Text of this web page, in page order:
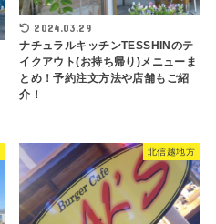
2024.03.29
ナチュラルキッチンTESSHINのテ
イクアウト(お持ち帰り)メニューま
とめ！予約注文方法や店舗もご紹
介！
北信越地方